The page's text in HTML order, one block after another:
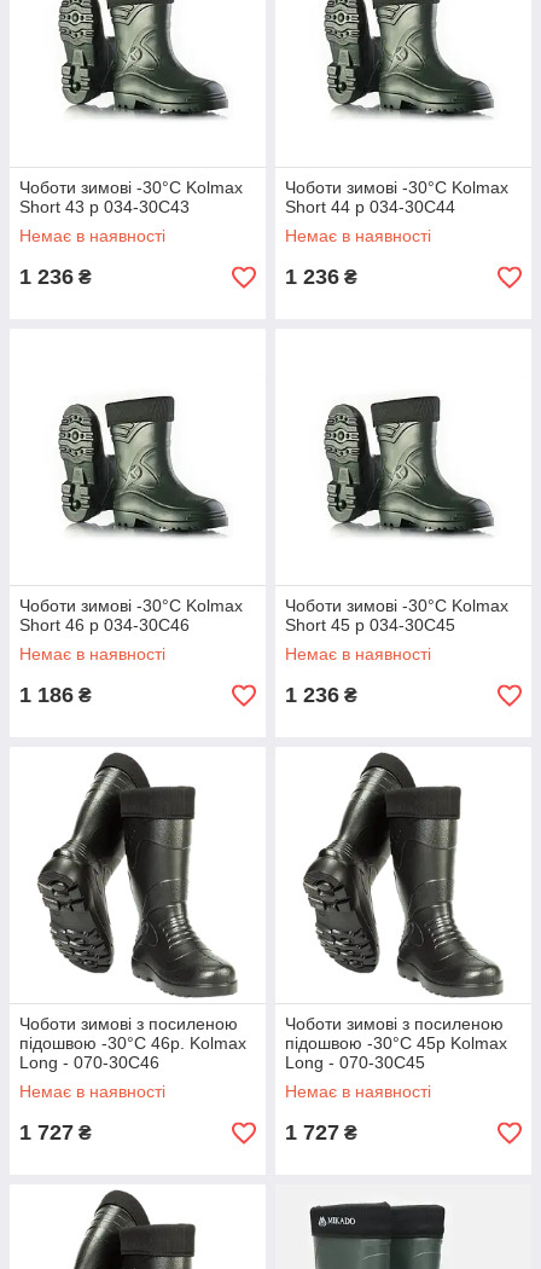
Чоботи зимові -30°C Kolmax
Short 43 р 034-30С43
Немає в наявності
1 236 ₴
Чоботи зимові -30°C Kolmax
Short 44 р 034-30С44
Немає в наявності
1 236 ₴
Чоботи зимові -30°C Kolmax
Short 46 р 034-30С46
Немає в наявності
1 186 ₴
Чоботи зимові -30°C Kolmax
Short 45 р 034-30С45
Немає в наявності
1 236 ₴
Чоботи зимові з посиленою
підошвою -30°C 46р. Kolmax
Long - 070-30С46
Немає в наявності
1 727 ₴
Чоботи зимові з посиленою
підошвою -30°C 45р Kolmax
Long - 070-30С45
Немає в наявності
1 727 ₴